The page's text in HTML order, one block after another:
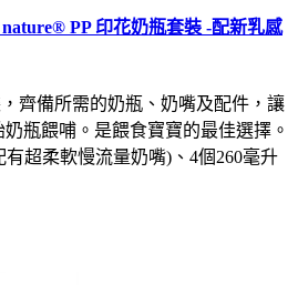
nature® PP 印花奶瓶套裝 -配新乳感
，齊備所需的奶瓶、奶嘴及配件，讓
瓶餵哺。是餵食寶寶的最佳選擇。
有超柔軟慢流量奶嘴)、4個260毫升